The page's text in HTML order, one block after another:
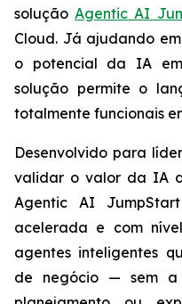
soluçãoAgentic AI
Cloud. Já ajudando
o potencial da IA em
solução permite o
totalmente funcionais
Desenvolvido para
validar o valor da IA
Agentic AI JumpStart
acelerada e com
agentes inteligentes
de negócio — sem a